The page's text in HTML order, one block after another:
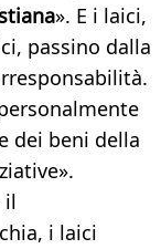
». E i laici,
passino dalla
dei beni della
il
i laici